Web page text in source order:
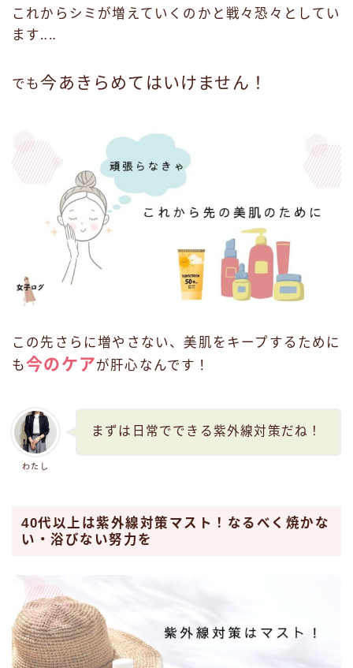
これからシミが増えていくのかと戦々恐々としてい
ます‥‥
でも 今あきらめてはいけません！
この先さらに増やさない、美肌をキープするために
も今のケアが肝心なんです！
わたし
まずは日常でできる紫外線対策だね！
40代以上は紫外線対策マスト！なるべく焼かな
い・浴びない努力を